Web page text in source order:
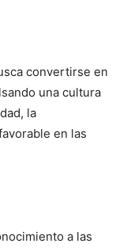
convertirse en
una cultura
la
en las
a las